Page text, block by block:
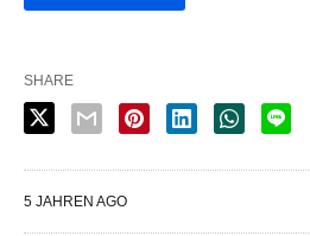
SHARE
5 JAHREN AGO